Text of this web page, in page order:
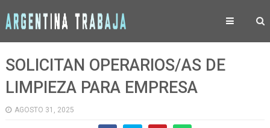
SOLICITAN OPERARIOS/AS DE
LIMPIEZA PARA EMPRESA
AGOSTO 31, 2025